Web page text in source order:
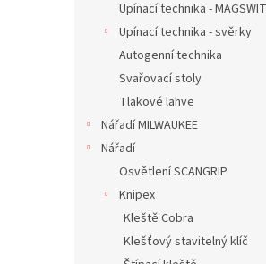
Upínací technika -
Upínací technika - svěrky
Autogenní technika
Svařovací stoly
Tlakové lahve
Nářadí MILWAUKEE
Nářadí
Osvětlení SCANGRIP
Knipex
Kleště Cobra
Klešťový stavitelný klíč